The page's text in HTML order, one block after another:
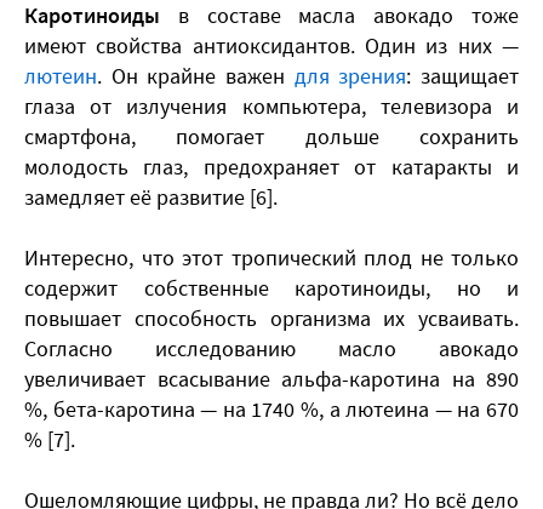
Каротиноиды в составе масла авокадо тоже
имеют свойства антиоксидантов. Один из них —
лютеин. Он крайне важен для зрения: защищает
глаза от излучения компьютера, телевизора и
смартфона, помогает дольше сохранить
молодость глаз, предохраняет от катаракты и
замедляет её развитие [6].
Интересно, что этот тропический плод не только
содержит собственные каротиноиды, но и
повышает способность организма их усваивать.
Согласно исследованию масло авокадо
увеличивает всасывание альфа-каротина на 890
%, бета-каротина — на 1740 %, а лютеина — на 670
% [7].
Ошеломляющие цифры, не правда ли? Но всё дело